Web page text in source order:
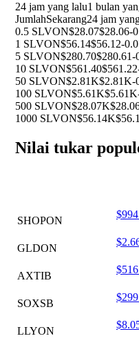
24 jam yang lalu1 bulan
JumlahSekarang24 jam
0.5 SLVON$28.07$28.06-
1 SLVON$56.14$56.12-
5 SLVON$280.70$280.61-
10 SLVON$561.40$561.22
50 SLVON$2.81K$2.81K-
100 SLVON$5.61K$5.61K
500 SLVON$28.07K
1000 SLVON$56.14K
Nilai tukar
SHOPON
GLDON
AXTIB
SOXSB
LLYON